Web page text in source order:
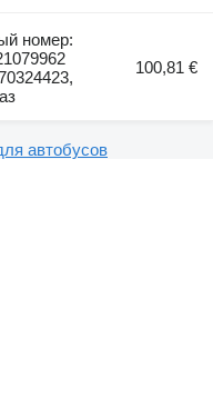
номер:
100,81 €
автобусов